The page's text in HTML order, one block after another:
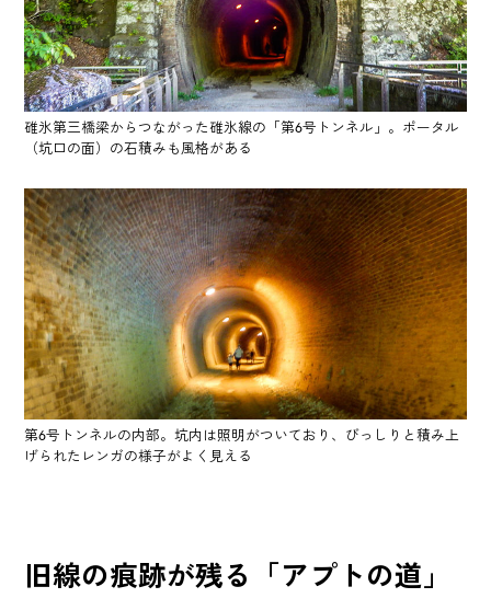
碓氷第三橋梁からつながった碓氷線の「第6号トンネル」。ポータル
（坑口の面）の石積みも風格がある
第6号トンネルの内部。坑内は照明がついており、びっしりと積み上
げられたレンガの様子がよく見える
旧線の痕跡が残る「アプトの道」